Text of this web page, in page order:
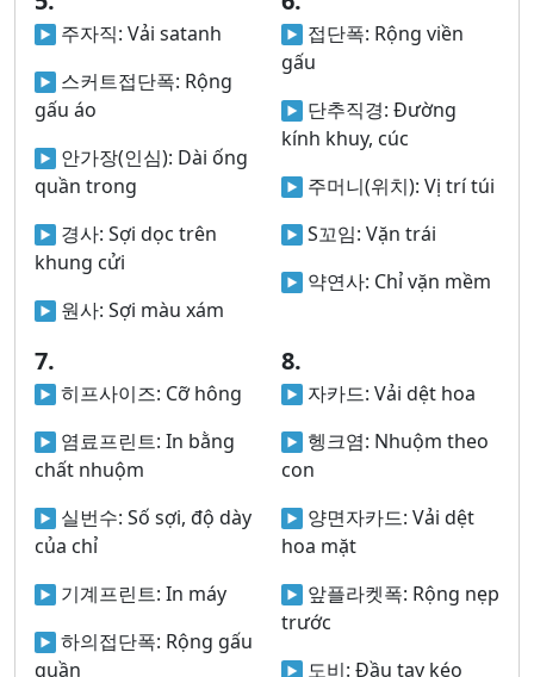
주자직: Vải satanh
스커트접단폭: Rộng
gấu áo
안가장(인심): Dài ống
quần trong
경사: Sợi dọc trên
khung cửi
원사: Sợi màu xám
접단폭: Rộng viền
gấu
단추직경: Đường
kính khuy, cúc
주머니(위치): Vị trí túi
S꼬임: Vặn trái
약연사: Chỉ vặn mềm
7.
히프사이즈: Cỡ hông
염료프린트: In bằng
chất nhuộm
실번수: Số sợi, độ dày
của chỉ
기계프린트: In máy
하의접단폭: Rộng gấu
quần
8.
자카드: Vải dệt hoa
헹크염: Nhuộm theo
con
양면자카드: Vải dệt
hoa mặt
앞플라켓폭: Rộng nẹp
trước
도비: Đầu tay kéo